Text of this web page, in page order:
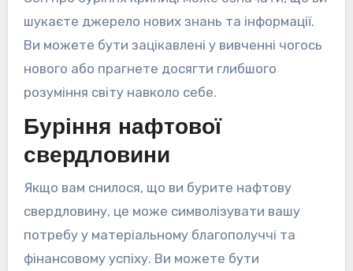
шукаєте джерело нових знань та інформації.
Ви можете бути зацікавлені у вивченні чогось
нового або прагнете досягти глибшого
розуміння світу навколо себе.
Буріння нафтової
свердловини
Якщо вам снилося, що ви бурите нафтову
свердловину, це може символізувати вашу
потребу у матеріальному благополуччі та
фінансовому успіху. Ви можете бути